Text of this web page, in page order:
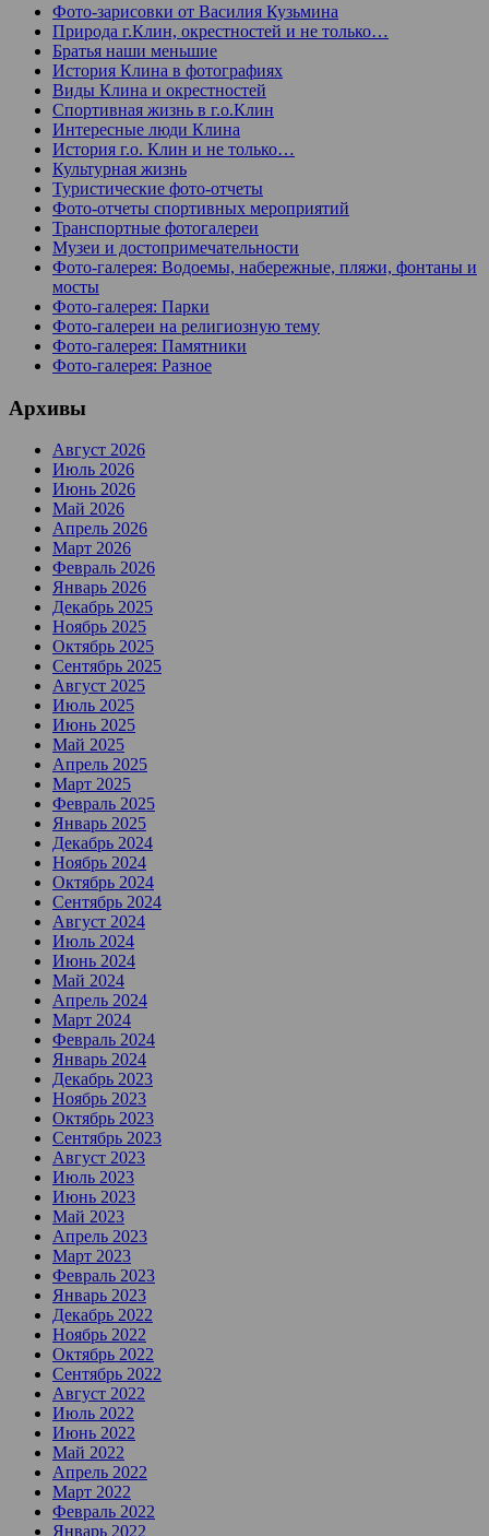
Фото-зарисовки от Василия Кузьмина
Природа г.Клин, окрестностей и не только…
Братья наши меньшие
История Клина в фотографиях
Виды Клина и окрестностей
Спортивная жизнь в г.о.Клин
Интересные люди Клина
История г.о. Клин и не только…
Культурная жизнь
Туристические фото-отчеты
Фото-отчеты спортивных мероприятий
Транспортные фотогалереи
Музеи и достопримечательности
Фото-галерея: Водоемы, набережные, пляжи, фонтаны и
мосты
Фото-галерея: Парки
Фото-галереи на религиозную тему
Фото-галерея: Памятники
Фото-галерея: Разное
Архивы
Август 2026
Июль 2026
Июнь 2026
Май 2026
Апрель 2026
Март 2026
Февраль 2026
Январь 2026
Декабрь 2025
Ноябрь 2025
Октябрь 2025
Сентябрь 2025
Август 2025
Июль 2025
Июнь 2025
Май 2025
Апрель 2025
Март 2025
Февраль 2025
Январь 2025
Декабрь 2024
Ноябрь 2024
Октябрь 2024
Сентябрь 2024
Август 2024
Июль 2024
Июнь 2024
Май 2024
Апрель 2024
Март 2024
Февраль 2024
Январь 2024
Декабрь 2023
Ноябрь 2023
Октябрь 2023
Сентябрь 2023
Август 2023
Июль 2023
Июнь 2023
Май 2023
Апрель 2023
Март 2023
Февраль 2023
Январь 2023
Декабрь 2022
Ноябрь 2022
Октябрь 2022
Сентябрь 2022
Август 2022
Июль 2022
Июнь 2022
Май 2022
Апрель 2022
Март 2022
Февраль 2022
Январь 2022